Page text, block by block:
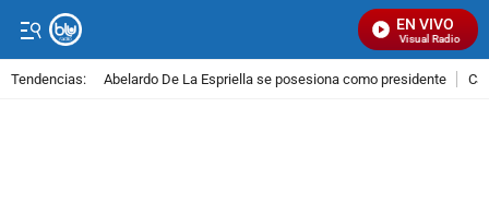
EN VIVO
Señal Visual Radio
Tendencias: Abelardo De La Espriella se posesiona como presidente